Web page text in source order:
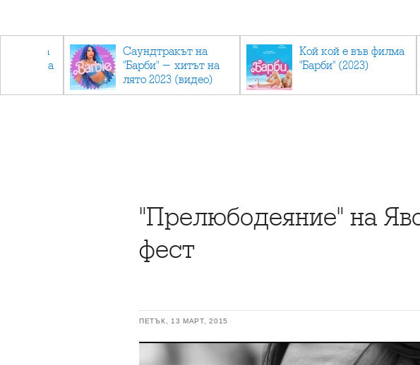
върна
мандата
Саундтракът на
"Барби" - хитът на
лято 2023 (видео)
Кой кой е във филма
"Барби" (2023)
"Прелюбодеяние" на
фест
ПЕТЪК, 13 МАРТ, 2015